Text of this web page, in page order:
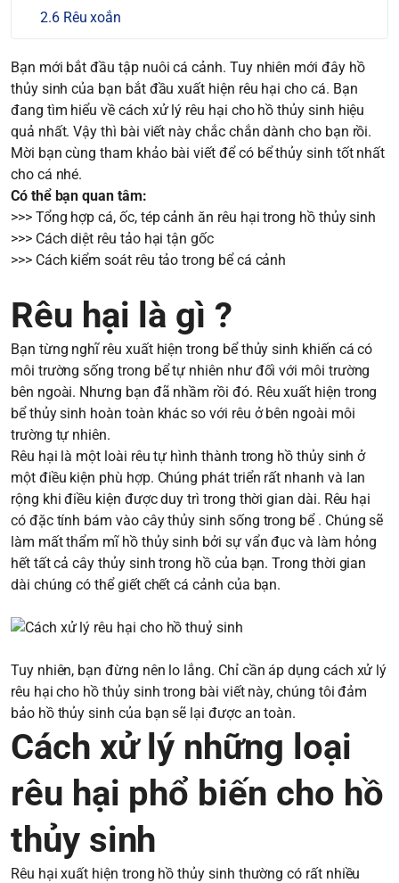
Rêu xoắn
Bạn mới bắt đầu tập nuôi cá cảnh. Tuy nhiên mới đây hồ
thủy sinh của bạn bắt đầu xuất hiện rêu hại cho cá. Bạn
đang tìm hiểu về cách xử lý rêu hại cho hồ thủy sinh hiệu
quả nhất. Vậy thì bài viết này chắc chắn dành cho bạn rồi.
Mời bạn cùng tham khảo bài viết để có bể thủy sinh tốt nhất
cho cá nhé.
Có thể bạn quan tâm:
>>> Tổng hợp cá, ốc, tép cảnh ăn rêu hại trong hồ thủy sinh
>>> Cách diệt rêu tảo hại tận gốc
>>> Cách kiểm soát rêu tảo trong bể cá cảnh
Rêu hại là gì ?
Bạn từng nghĩ rêu xuất hiện trong bể thủy sinh khiến cá có
môi trường sống trong bể tự nhiên như đối với môi trường
bên ngoài. Nhưng bạn đã nhầm rồi đó. Rêu xuất hiện trong
bể thủy sinh hoàn toàn khác so với rêu ở bên ngoài môi
trường tự nhiên.
Rêu hại là một loài rêu tự hình thành trong hồ thủy sinh ở
một điều kiện phù hợp. Chúng phát triển rất nhanh và lan
rộng khi điều kiện được duy trì trong thời gian dài. Rêu hại
có đặc tính bám vào cây thủy sinh sống trong bể . Chúng sẽ
làm mất thẩm mĩ hồ thủy sinh bởi sự vẩn đục và làm hỏng
hết tất cả cây thủy sinh trong hồ của bạn. Trong thời gian
dài chúng có thể giết chết cá cảnh của bạn.
Tuy nhiên, bạn đừng nên lo lắng. Chỉ cần áp dụng cách xử lý
rêu hại cho hồ thủy sinh trong bài viết này, chúng tôi đảm
bảo hồ thủy sinh của bạn sẽ lại được an toàn.
Cách xử lý những loại
rêu hại phổ biến cho hồ
thủy sinh
Rêu hại xuất hiện trong hồ thủy sinh thường có rất nhiều